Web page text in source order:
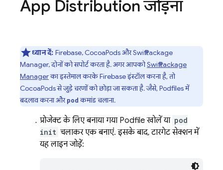
App Distributionजोड़ना
ध्यान दें: Firebase, CocoaPods और Swift Package
Manager, दोनों को सपोर्ट करता है. अगर आपकोSwift Package
Managerका इस्तेमाल करके Firebase इंस्टॉल करना है, तो
CocoaPods से जुड़े चरणों को छोड़ा जा सकता है. जैसे, Podfiles में
बदलाव करना औरpodकमांड चलाना.
प्रोजेक्ट के लिए बनाया गया Podfile खोलें या pod
init चलाकर एक बनाएं. इसके बाद, टारगेट सेक्शन में
यह लाइन जोड़ें: